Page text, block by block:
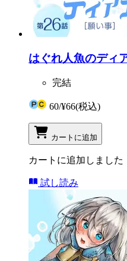
はぐれ人魚のディ
完結
60/¥66(税込)
カートに追加
カートに追加しました
試し読み